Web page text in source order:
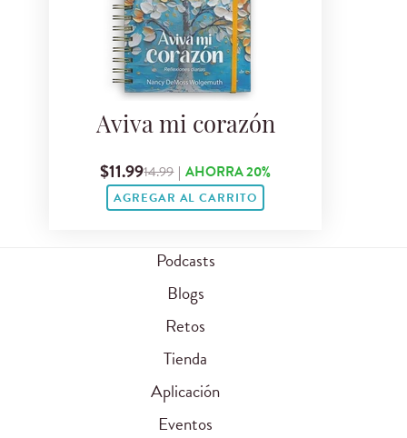
Aviva mi corazón
$11.9914.99 | AHORRA 20%
AGREGAR AL CARRITO
Podcasts
Blogs
Retos
Tienda
Aplicación
Eventos